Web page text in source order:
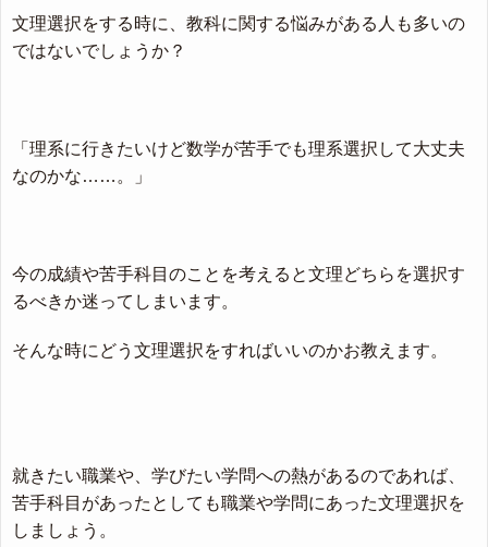
文理選択をする時に、教科に関する悩みがある人も多いの
ではないでしょうか？
「理系に行きたいけど数学が苦手でも理系選択して大丈夫
なのかな……。」
今の成績や苦手科目のことを考えると文理どちらを選択す
るべきか迷ってしまいます。
そんな時にどう文理選択をすればいいのかお教えます。
就きたい職業や、学びたい学問への熱があるのであれば、
苦手科目があったとしても職業や学問にあった文理選択を
しましょう。